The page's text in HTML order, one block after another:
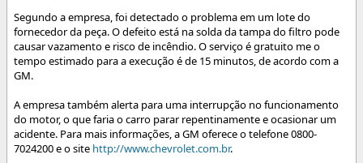
Segundo a empresa, foi detectado o problema em um lote do
fornecedor da peça. O defeito está na solda da tampa do filtro pode
causar vazamento e risco de incêndio. O serviço é gratuito me o
tempo estimado para a execução é de 15 minutos, de acordo com a
GM.
A empresa também alerta para uma interrupção no funcionamento
do motor, o que faria o carro parar repentinamente e ocasionar um
acidente. Para mais informações, a GM oferece o telefone 0800-
7024200 e o site http://www.chevrolet.com.br.